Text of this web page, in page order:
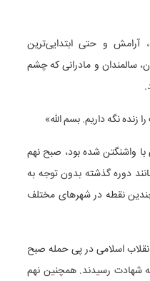
آرامش و حتی ابتدایی‌ترین
سالمندان و مادرانی که چشم
زنده نگه داریم. بسم الله»
واشنگتن شده بود، صبح نهم
دوره گذشته بدون توجه به
نقطه در شهرهای مختلف
اسلامی در پی حمله صبح
شهادت رسیدند. همچنین نهم